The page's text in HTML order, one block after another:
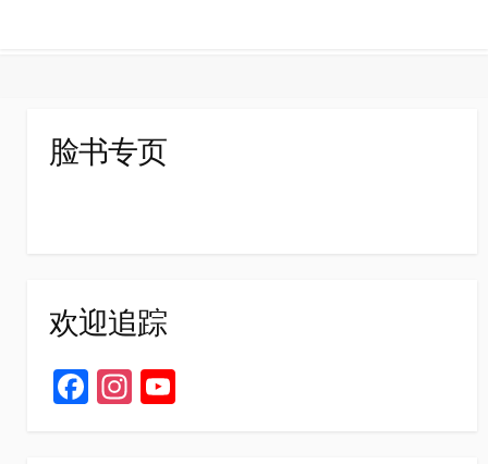
脸书专页
欢迎追踪
Fa In